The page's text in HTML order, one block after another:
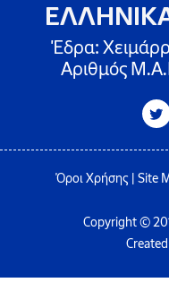
Έδρα:
Αριθμός
Όροι Χρήσης Site
Copyright ©